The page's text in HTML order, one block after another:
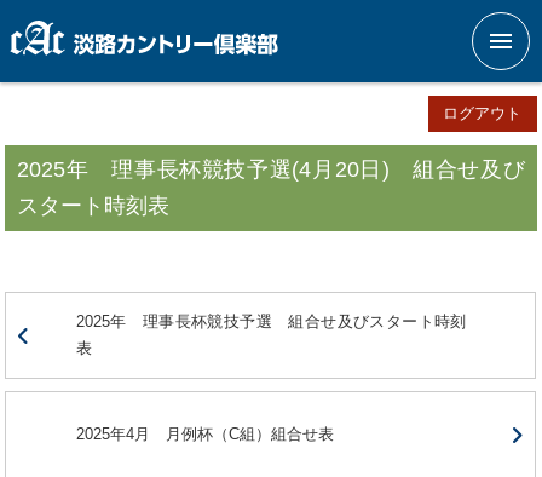
メニ
ログアウト
2025年 理事長杯競技予選(4月20日) 組合せ及び
スタート時刻表
2025年 理事長杯競技予選 組合せ及びスタート時刻
表
2025年4月 月例杯（C組）組合せ表